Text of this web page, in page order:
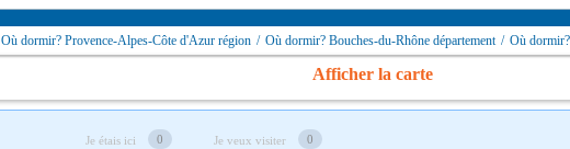
Où dormir? Provence-Alpes-Côte d'Azur région / Où dormir? Bouches-du-Rhône département / Où
Afficher la carte
Je étais ici 0 Je veux visiter 0